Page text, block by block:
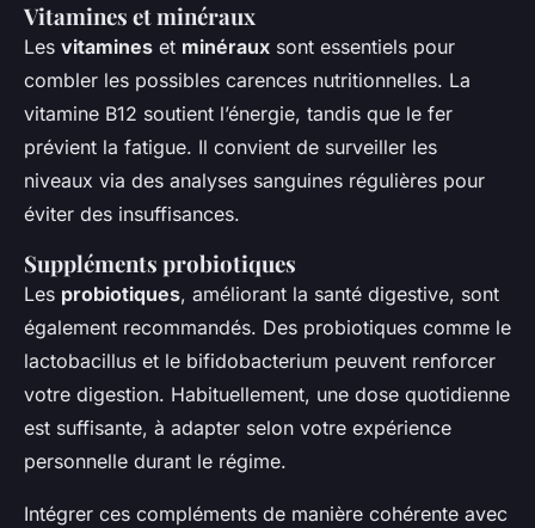
Vitamines et minéraux
Les vitamines et minéraux sont essentiels pour
combler les possibles carences nutritionnelles. La
vitamine B12 soutient l’énergie, tandis que le fer
prévient la fatigue. Il convient de surveiller les
niveaux via des analyses sanguines régulières pour
éviter des insuffisances.
Suppléments probiotiques
Les probiotiques, améliorant la santé digestive, sont
également recommandés. Des probiotiques comme le
lactobacillus et le bifidobacterium peuvent renforcer
votre digestion. Habituellement, une dose quotidienne
est suffisante, à adapter selon votre expérience
personnelle durant le régime.
Intégrer ces compléments de manière cohérente avec